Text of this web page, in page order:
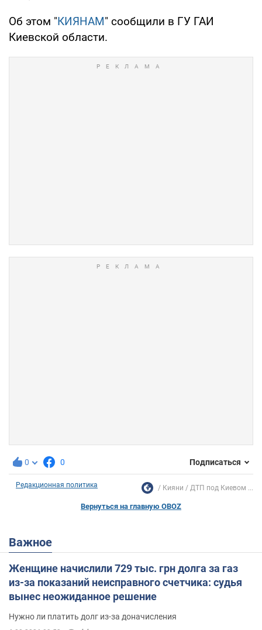
Об этом "КИЯНАМ" сообщили в ГУ ГАИ
Киевской области.
0 0 Подписаться
Редакционная политика Кияни ДТП под Киевом ...
Вернуться на главную OBOZ
Важное
Женщине начислили 729 тыс. грн долга за газ
из-за показаний неисправного счетчика: судья
вынес неожиданное решение
Нужно ли платить долг из-за доначисления